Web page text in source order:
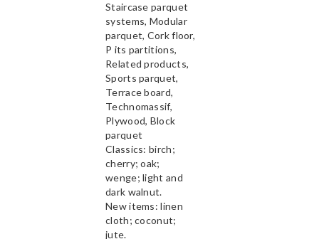
Staircase parquet
systems, Modular
parquet, Cork floor,
P its partitions,
Related products,
Sports parquet,
Terrace board,
Technomassif,
Plywood, Block
parquet
Classics: birch;
cherry; oak;
wenge; light and
dark walnut.
New items: linen
cloth; coconut;
jute.